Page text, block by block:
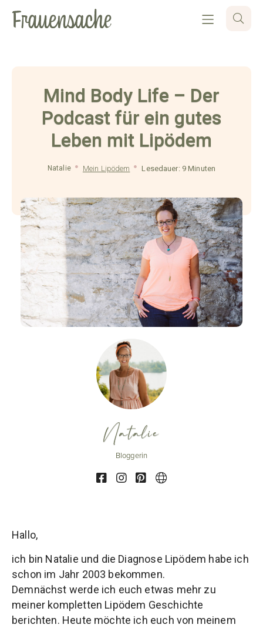
Mind Body Life – Der
Podcast für ein gutes
Leben mit Lipödem
Natalie Mein Lipödem Lesedauer: 9 Minuten
Natalie
Bloggerin
Hallo,
ich bin Natalie und die Diagnose Lipödem habe ich
schon im Jahr 2003 bekommen.
Demnächst werde ich euch etwas mehr zu
meiner kompletten Lipödem Geschichte
berichten. Heute möchte ich euch von meinem